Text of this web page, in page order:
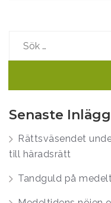
Senaste
Rättsväsendet
till häradsrätt
Tandguld på